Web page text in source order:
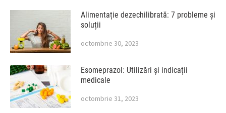
Alimentație dezechilibrată: 7 probleme și
soluții
octombrie 30, 2023
Esomeprazol: Utilizări și indicații
medicale
octombrie 31, 2023